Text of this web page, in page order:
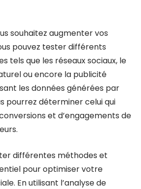
souhaitez augmenter vos
pouvez tester différents
tels que les réseaux sociaux, le
ou encore la publicité
les données générées par
pourrez déterminer celui qui
et d’engagements de
différentes méthodes et
pour optimiser votre
En utilisant l’analyse de